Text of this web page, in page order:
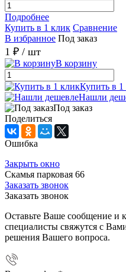
Подробнее
Купить в 1 клик Сравнение
В избранное Под заказ
1 ₽ / шт
В корзину
Купить в 1
Нашли
Под заказ
Поделиться
Ошибка
Закрыть окно
Скамья парковая 66
Заказать звонок
Заказать звонок
Оставьте Ваше сообщение и
специалисты свяжутся с
решения Вашего вопроса.